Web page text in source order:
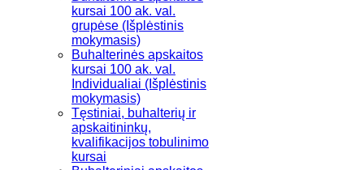
kursai 100 ak. val.
grupėse (Išplėstinis
mokymasis)
Buhalterinės apskaitos
kursai 100 ak. val.
Individualiai (Išplėstinis
mokymasis)
Tęstiniai, buhalterių ir
apskaitininkų,
kvalifikacijos tobulinimo
kursai